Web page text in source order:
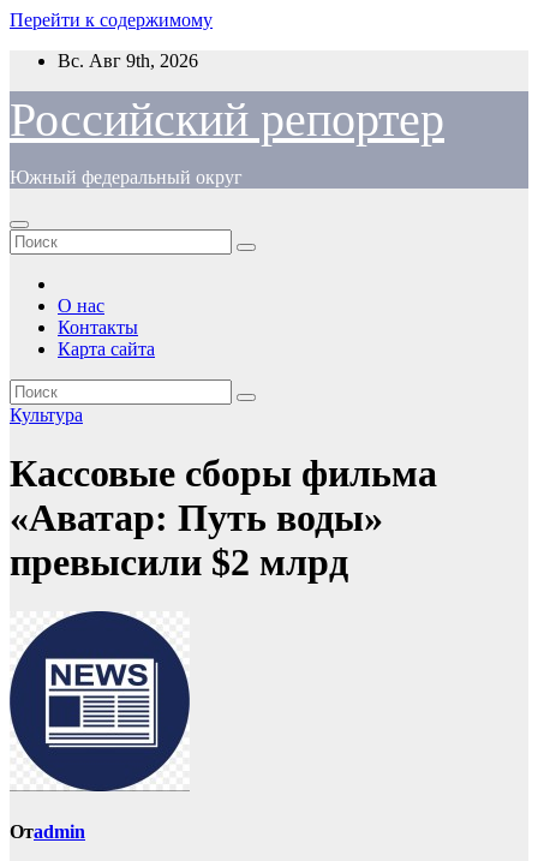
Перейти к содержимому
Вс. Авг 9th, 2026
Российский репортер
Южный федеральный округ
О нас
Контакты
Карта сайта
Культура
Кассовые сборы фильма
«Аватар: Путь воды»
превысили $2 млрд
Отadmin